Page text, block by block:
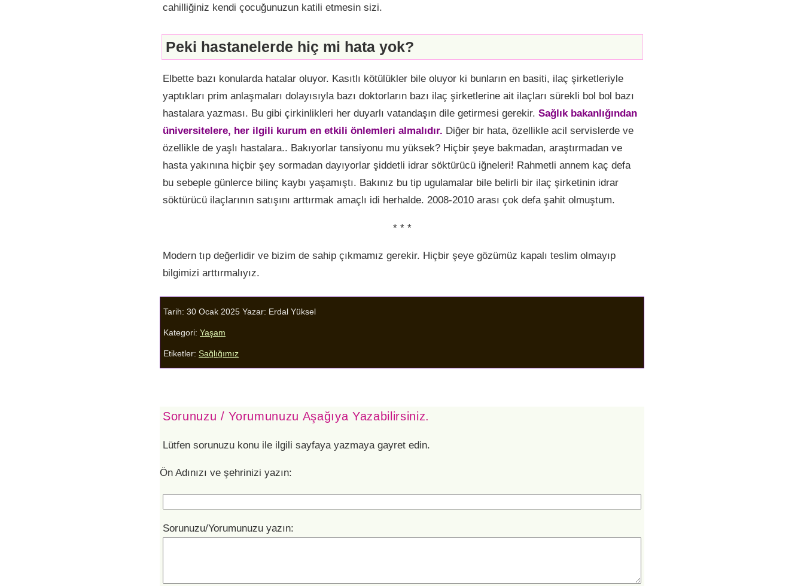
cahilliğiniz kendi çocuğunuzun katili etmesin sizi.
Peki hastanelerde hiç mi hata yok?
Elbette bazı konularda hatalar oluyor. Kasıtlı kötülükler bile oluyor ki bunların en basiti, ilaç şirketleriyle
yaptıkları prim anlaşmaları dolayısıyla bazı doktorların bazı ilaç şirketlerine ait ilaçları sürekli bol bol bazı
hastalara yazması. Bu gibi çirkinlikleri her duyarlı vatandaşın dile getirmesi gerekir. Sağlık bakanlığından
üniversitelere, her ilgili kurum en etkili önlemleri almalıdır. Diğer bir hata, özellikle acil servislerde ve
özellikle de yaşlı hastalara.. Bakıyorlar tansiyonu mu yüksek? Hiçbir şeye bakmadan, araştırmadan ve
hasta yakınına hiçbir şey sormadan dayıyorlar şiddetli idrar söktürücü iğneleri! Rahmetli annem kaç defa
bu sebeple günlerce bilinç kaybı yaşamıştı. Bakınız bu tip ugulamalar bile belirli bir ilaç şirketinin idrar
söktürücü ilaçlarının satışını arttırmak amaçlı idi herhalde. 2008-2010 arası çok defa şahit olmuştum.
* * *
Modern tıp değerlidir ve bizim de sahip çıkmamız gerekir. Hiçbir şeye gözümüz kapalı teslim olmayıp
bilgimizi arttırmalıyız.
Tarih: 30 Ocak 2025 Yazar: Erdal Yüksel
Kategori: Yaşam
Etiketler: Sağlığımız
Sorunuzu / Yorumunuzu Aşağıya Yazabilirsiniz.
Lütfen sorunuzu konu ile ilgili sayfaya yazmaya gayret edin.
Ön Adınızı ve şehrinizi yazın:
Sorunuzu/Yorumunuzu yazın: